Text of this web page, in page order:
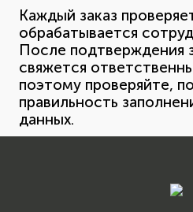
Каждый заказ
обрабатывается
После подтверждения
свяжется
поэтому проверяйте,
правильность
данных.